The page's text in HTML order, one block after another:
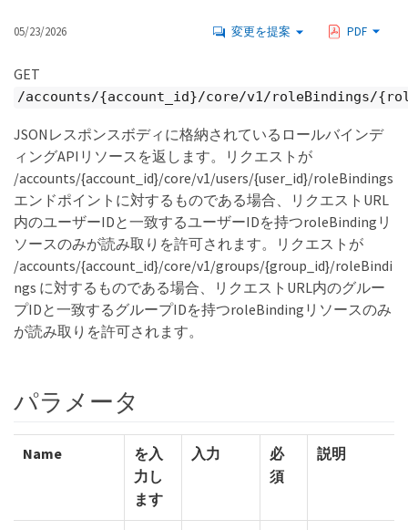
05/23/2026 変更を提案 PDF
GET
/accounts/{account_id}/core/v1/roleBindings/
JSONレスポンスボディに格納されているロールバインデ
ィングAPIリソースを返します。リクエストが
/accounts/{account_id}/core/v1/users/{user_id}/roleBindings
エンドポイントに対するものである場合、リクエストURL
内のユーザーIDと一致するユーザーIDを持つroleBindingリ
ソースのみが読み取りを許可されます。リクエストが
/accounts/{account_id}/core/v1/groups/{group_id}/roleBindi
ngs に対するものである場合、リクエストURL内のグルー
プIDと一致するグループIDを持つroleBindingリソースのみ
が読み取りを許可されます。
パラメータ
Name
を入
力し
ます
入力
必
須
説明